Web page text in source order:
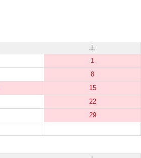
土
1
8
15
22
29